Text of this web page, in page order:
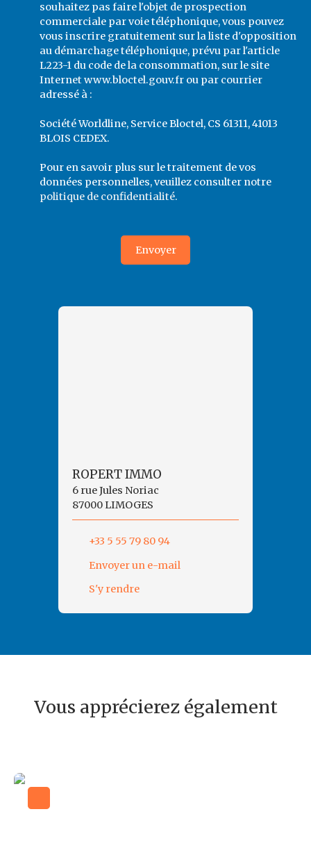
souhaitez pas faire l'objet de prospection
commerciale par voie téléphonique, vous pouvez
vous inscrire gratuitement sur la liste d'opposition
au démarchage téléphonique, prévu par l'article
L223-1 du code de la consommation, sur le site
Internet www.bloctel.gouv.fr ou par courrier
adressé à :
Société Worldline, Service Bloctel, CS 61311, 41013
BLOIS CEDEX.
Pour en savoir plus sur le traitement de vos
données personnelles, veuillez consulter notre
politique de confidentialité.
Envoyer
ROPERT IMMO
6 rue Jules Noriac
87000 LIMOGES
+33 5 55 79 80 94
Envoyer un e-mail
S'y rendre
Vous apprécierez également